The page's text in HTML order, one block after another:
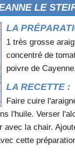
Jacut
MALO
LE
LA
1 très grosse
concentré de
poivre de
LA RECETTE :
Faire cuire
l'huile. Verser
avec la chair.
cette